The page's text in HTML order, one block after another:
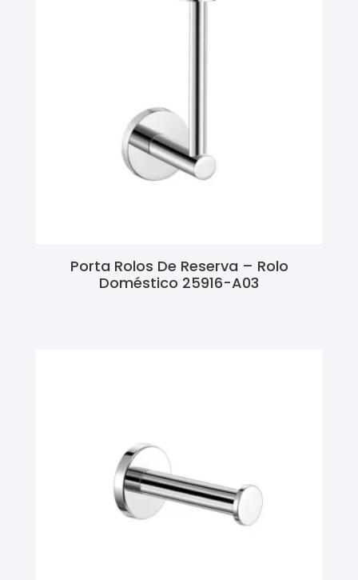
Porta Rolos De Reserva – Rolo
Doméstico 25916-A03